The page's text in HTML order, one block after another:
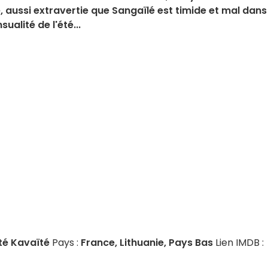
aussi extravertie que Sangaïlé est timide et mal
de l'été...
Kavaïté Pays : France, Lithuanie, Pays Bas Lien IMDB :